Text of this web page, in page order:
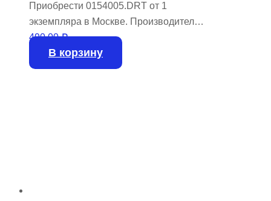
Приобрести 0154005.DRT от 1
экземпляра в Москве. Производитель
LITTELFUSE. В наличии на складе
24920 штук.
490,00₽
В корзину